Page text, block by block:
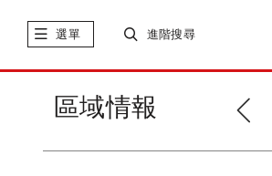
選單 進階搜尋
區域情報
捷運新莊線 迴龍站
成屋每坪26~...